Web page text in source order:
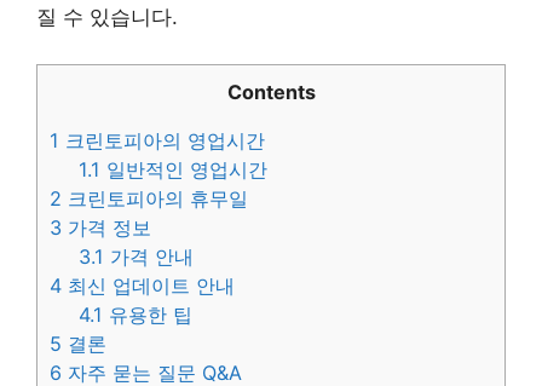
질 수 있습니다.
Contents
1 크린토피아의 영업시간
1.1 일반적인 영업시간
2 크린토피아의 휴무일
3 가격 정보
3.1 가격 안내
4 최신 업데이트 안내
4.1 유용한 팁
5 결론
6 자주 묻는 질문 Q&A